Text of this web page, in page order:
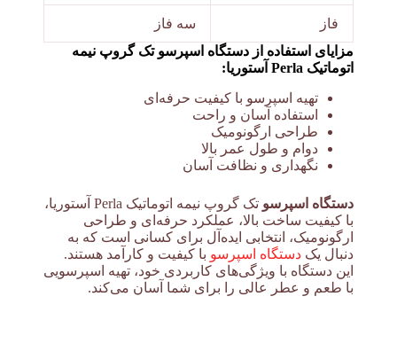
فاز
سه فاز
مزایای استفاده از دستگاه اسپرسو تک گروپ نیمه
اتوماتیک Perla آستوریا:
تهیه اسپرسو با کیفیت حرفه‌ای
استفاده آسان و راحت
طراحی ارگونومیک
دوام و طول عمر بالا
نگهداری و نظافت آسان
دستگاه اسپرسو
تک گروپ نیمه اتوماتیک Perla آستوریا،
با کیفیت ساخت بالا، عملکرد حرفه‌ای و طراحی
ارگونومیک، انتخابی ایده‌آل برای کسانی است که به
دنبال یک دستگاه اسپرسو با کیفیت و کارآمد هستند.
این دستگاه با ویژگی‌های کاربردی خود، تهیه اسپرسویی
با طعم و عطر عالی را برای شما آسان می‌کند.